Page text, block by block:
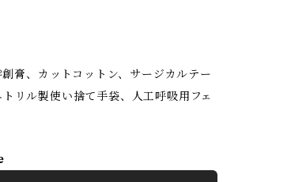
膏、カットコットン、サージカルテー
リル製使い捨て手袋、人工呼吸用フェ